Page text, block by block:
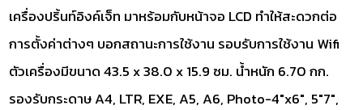
เครื่องปริ้นท์อิงค์เจ็ท มาหร้อมกับหน้าจอ LCD ทำให้สะดวกต่อ
การตั้งค่าต่างๆ บอกสถานะการใช้งาน รอบรับการใช้งาน Wifi
ตัวเครื่องมีขนาด 43.5 x 38.0 x 15.9 ซม. น้ำหนัก 6.70 กก.
รองรับกระดาษ A4, LTR, EXE, A5, A6, Photo-4″x6″, 5″7″,